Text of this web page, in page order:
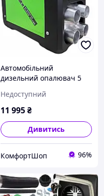
Автомобільний
дизельний опалювач 5
авто фур і кемперів у
холодну пору року
Недоступний
11 995₴
Дивитись
КомфортШоп 96%